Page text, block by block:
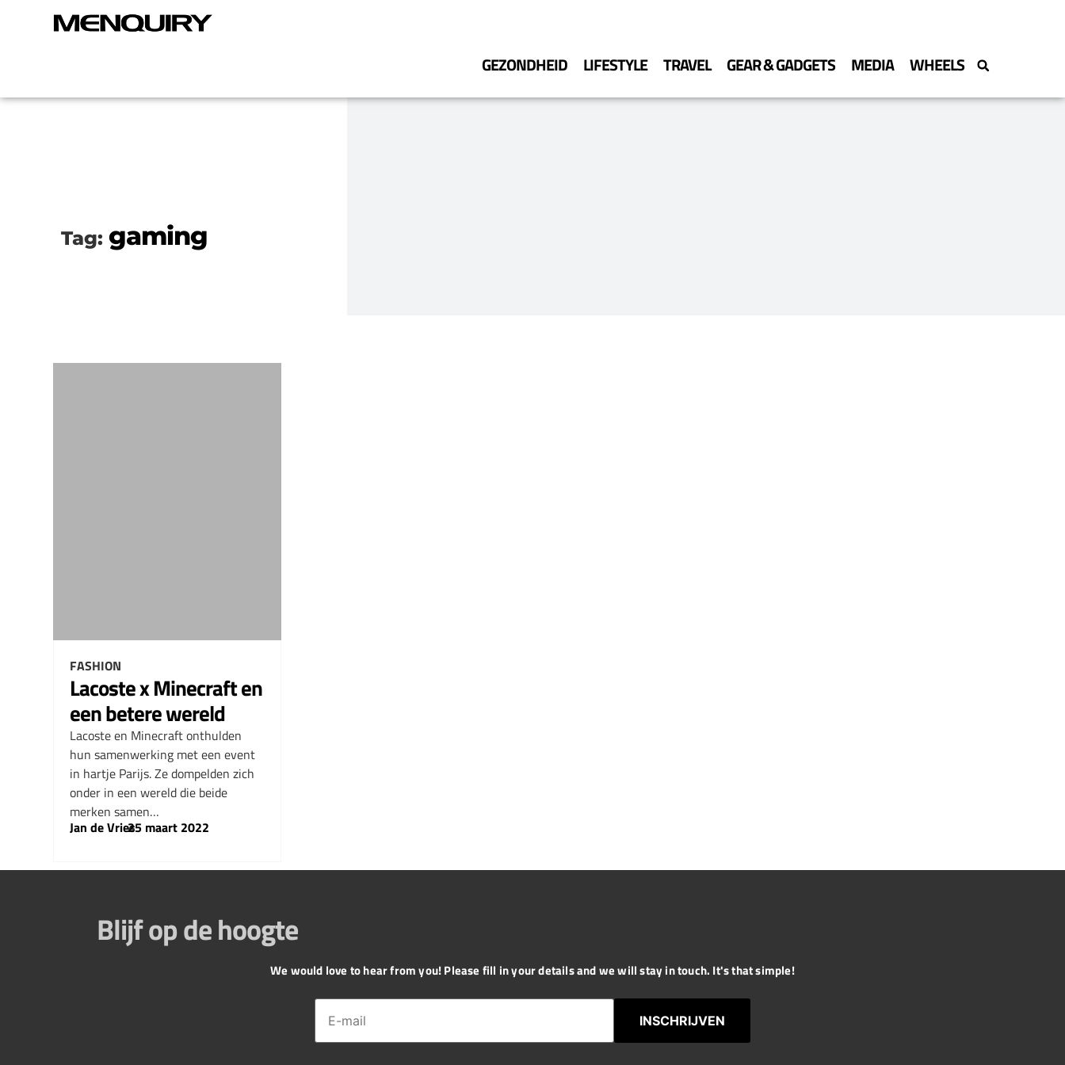
GEZONDHEID LIFESTYLE TRAVEL GEAR & GADGETS MEDIA WHEELS
Tag:gaming
FASHION
Lacoste x Minecraft en
een betere wereld
Lacoste en Minecraft onthulden
hun samenwerking met een event
in hartje Parijs. Ze dompelden zich
onder in een wereld die beide
merken samen…
Jan de Vries
–
25 maart 2022
Blijf op de hoogte
We would love to hear from you! Please fill in your details and we will stay in touch. It's that simple!
INSCHRIJVEN